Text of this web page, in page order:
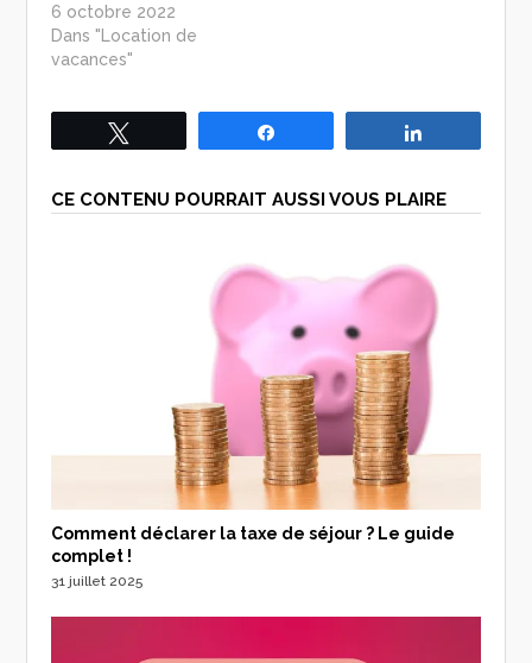
6 octobre 2022
Dans "Location de
vacances"
CE CONTENU POURRAIT AUSSI VOUS PLAIRE
Comment déclarer la taxe de séjour ? Le guide
complet !
31 juillet 2025